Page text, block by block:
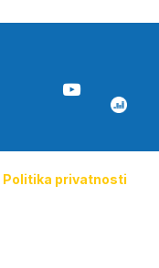
Politika privatnosti